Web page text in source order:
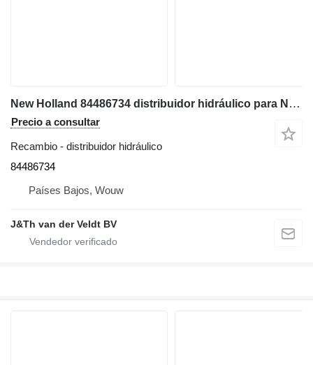
New Holland 84486734 distribuidor hidráulico para New Holland B90B B110B B115B B100BTC B100BLR B110BTC retroexcavadora
Precio a consultar
Recambio - distribuidor hidráulico
84486734
Países Bajos, Wouw
J&Th van der Veldt BV